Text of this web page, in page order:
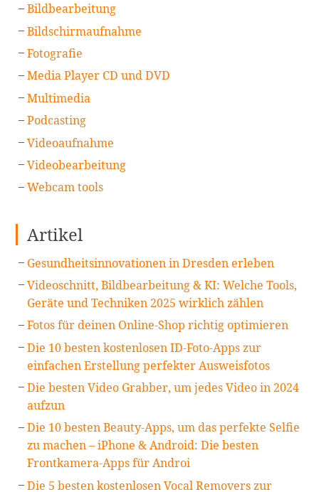
Bildbearbeitung
Bildschirmaufnahme
Fotografie
Media Player CD und DVD
Multimedia
Podcasting
Videoaufnahme
Videobearbeitung
Webcam tools
Artikel
Gesundheitsinnovationen in Dresden erleben
Videoschnitt, Bildbearbeitung & KI: Welche Tools,
Geräte und Techniken 2025 wirklich zählen
Fotos für deinen Online-Shop richtig optimieren
Die 10 besten kostenlosen ID-Foto-Apps zur
einfachen Erstellung perfekter Ausweisfotos
Die besten Video Grabber, um jedes Video in 2024
aufzun
Die 10 besten Beauty-Apps, um das perfekte Selfie
zu machen – iPhone & Android: Die besten
Frontkamera-Apps für Androi
Die 5 besten kostenlosen Vocal Removers zur